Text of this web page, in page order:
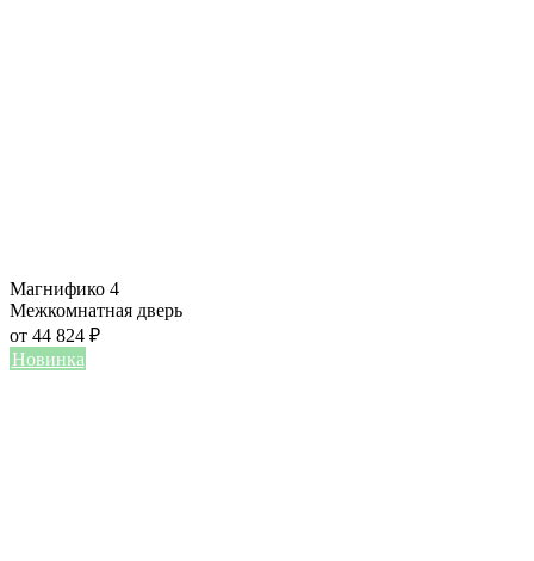
Магнифико 4
Межкомнатная дверь
от 44 824 ₽
Новинка